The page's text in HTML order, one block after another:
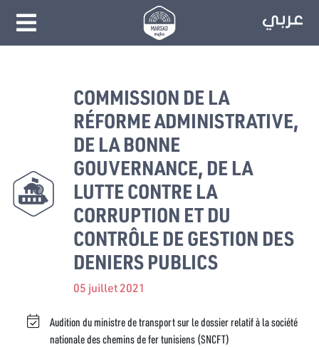
COMMISSION DE LA
RÉFORME ADMINISTRATIVE,
DE LA BONNE
GOUVERNANCE, DE LA
LUTTE CONTRE LA
CORRUPTION ET DU
CONTRÔLE DE GESTION DES
DENIERS PUBLICS
05 juillet 2021
Audition du ministre de transport sur le dossier relatif à la société
nationale des chemins de fer tunisiens (SNCFT)